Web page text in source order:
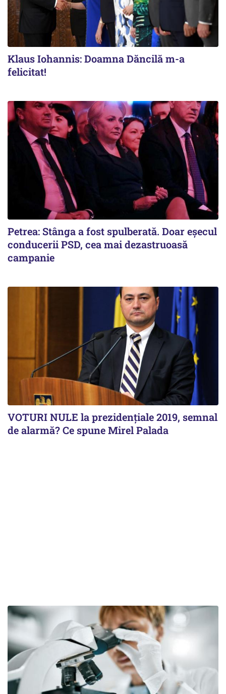
Klaus Iohannis: Doamna Dăncilă m-a
felicitat!
Petrea: Stânga a fost spulberată. Doar eșecul
conducerii PSD, cea mai dezastruoasă
campanie
VOTURI NULE la prezidențiale 2019, semnal
de alarmă? Ce spune Mirel Palada